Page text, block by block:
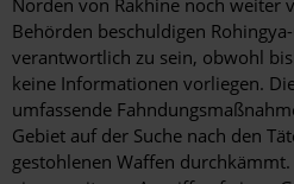
Norden von Rakhine noch weiter
Behörden beschuldigen
verantwortlich zu sein, obwohl
keine Informationen vorliegen.
umfassende
Gebiet auf der Suche nach den
gestohlenen Waffen